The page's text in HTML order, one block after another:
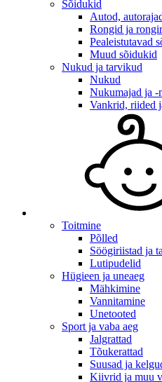
Sõidukid
Autod,
Rongid ja
Pealeistutavad
Muud sõidukid
Nukud ja tarvikud
Nukud
Nukumajad ja -
Vankrid, riided
Toitmine
Põlled
Söögiriistad ja
Lutipudelid
Hügieen ja uneaeg
Mähkimine
Vannitamine
Unetooted
Sport ja vaba aeg
Jalgrattad
Tõukerattad
Suusad ja
Kiivrid ja muu